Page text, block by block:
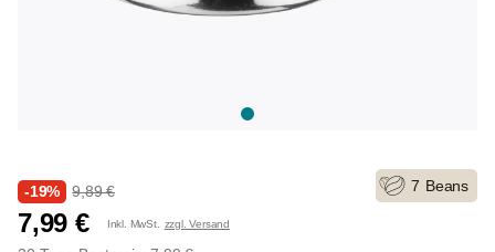
-19% 9,89 €
7,99 € Inkl. MwSt. zzgl. Versand
7 Beans